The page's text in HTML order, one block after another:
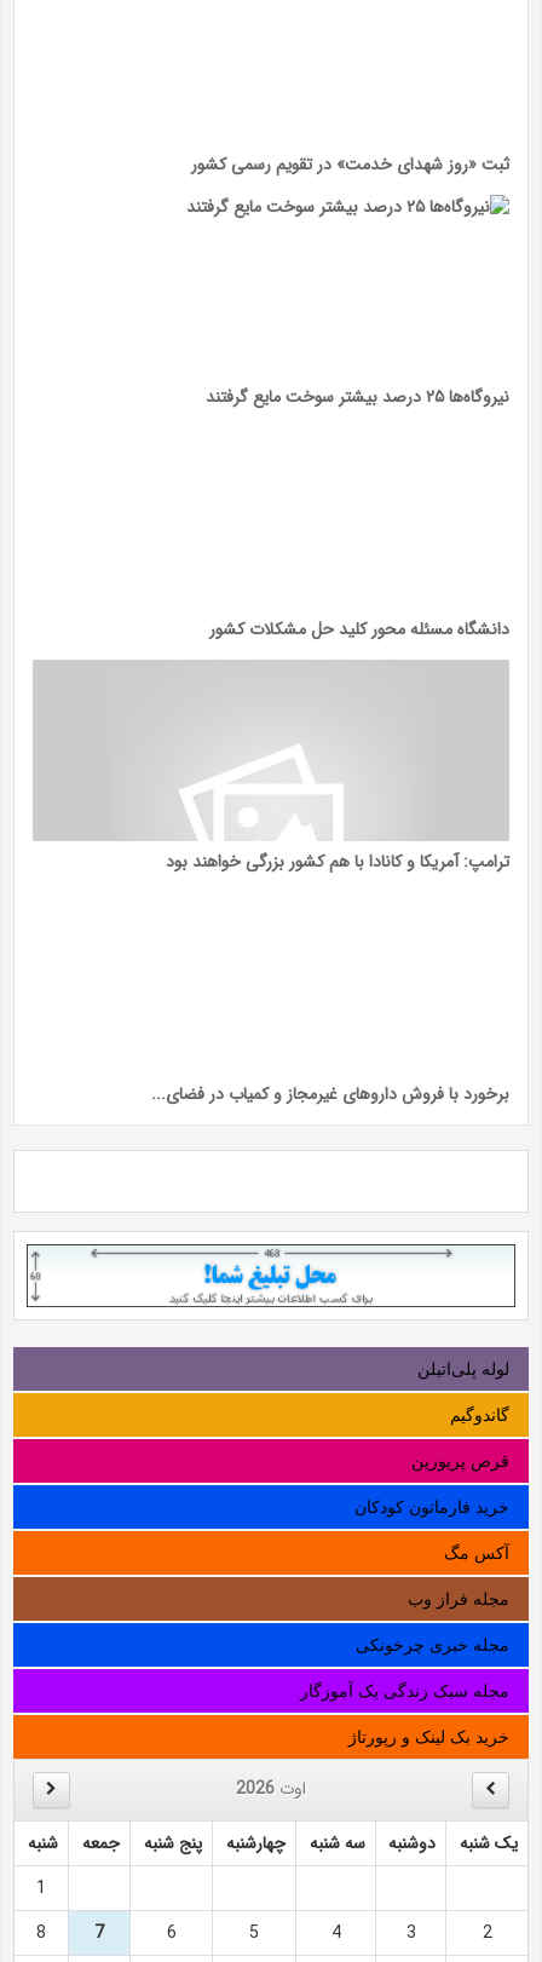
ثبت «روز شهدای خدمت» در تقویم رسمی کشور
نیروگاه‌ها ۲۵ درصد بیشتر سوخت مایع گرفتند
دانشگاه مسئله محور کلید حل مشکلات کشور
ترامپ: آمریکا و کانادا با هم کشور بزرگی خواهند بود
برخورد با فروش دارو‌های غیرمجاز و کمیاب در فضای...
لوله‌ پلی‌اتیلن
گاندوگیم
قرص پریورین
خرید فارماتون کودکان
آکس مگ
مجله فراز وب
مجله خبری چرخونکی
مجله سبک زندگی یک آموزگار
خرید بک لینک و رپورتاژ
اوت 2026
یک شنبه دوشنبه سه شنبه چهارشنبه پنج شنبه جمعه
شنبه
1
2
3
4
5
6
7
8